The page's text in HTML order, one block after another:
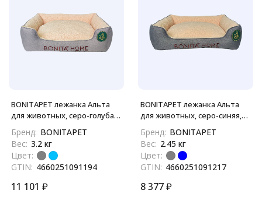
BONITAPET лежанка Альта
для животных, серо-голубая,
Бренд: BONITAPET
Вес: 3.2 кг
Цвет:
GTIN: 4660251091194
11 101 ₽
BONITAPET лежанка Альта
для животных, серо-синяя,
Бренд: BONITAPET
Вес: 2.45 кг
Цвет:
GTIN: 4660251091217
8 377₽